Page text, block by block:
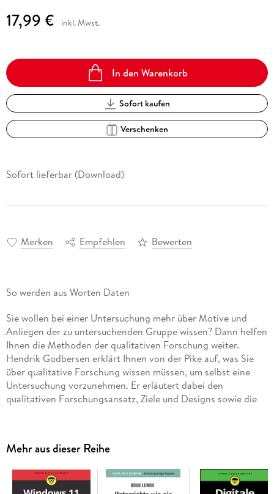
17,99 € inkl. Mwst.
In den Warenkorb
Sofort kaufen
Verschenken
Sofort lieferbar (Download)
Merken Empfehlen Bewerten
So werden aus Worten Daten
Sie wollen bei einer Untersuchung mehr über Motive und
Anliegen der zu untersuchenden Gruppe wissen? Dann helfen
Ihnen die Methoden der qualitativen Forschung weiter.
Hendrik Godbersen erklärt Ihnen von der Pike auf, was Sie
über qualitative Forschung wissen müssen, um selbst eine
Untersuchung vorzunehmen. Er erläutert dabei den
qualitativen Forschungsansatz, Ziele und Designs sowie die
Ihre Untersuchung gewiss ein Erfolg.
Sie erfahren
Mehr aus dieser Reihe